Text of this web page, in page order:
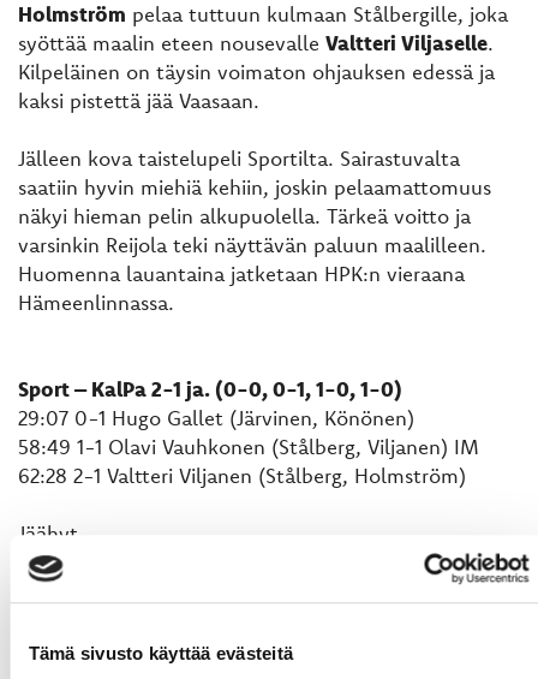
Tämä sivusto käyttää evästeitä
Holmström pelaa tuttuun kulmaan Stålbergille, joka
syöttää maalin eteen nousevalle Valtteri Viljaselle.
Kilpeläinen on täysin voimaton ohjauksen edessä ja
kaksi pistettä jää Vaasaan.
Jälleen kova taistelupeli Sportilta. Sairastuvalta
saatiin hyvin miehiä kehiin, joskin pelaamattomuus
näkyi hieman pelin alkupuolella. Tärkeä voitto ja
varsinkin Reijola teki näyttävän paluun maalilleen.
Huomenna lauantaina jatketaan HPK:n vieraana
Hämeenlinnassa.
Sport – KalPa 2-1 ja. (0-0, 0-1, 1-0, 1-0)
29:07 0-1 Hugo Gallet (Järvinen, Könönen)
58:49 1-1 Olavi Vauhkonen (Stålberg, Viljanen) IM
62:28 2-1 Valtteri Viljanen (Stålberg, Holmström)
Jäähyt
Sport 3 x 2 min, 1 x 10 min
KalPa 4 x 2 min
Torjunnat